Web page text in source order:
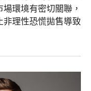
環境有密切關聯，
非理性恐慌拋售導致